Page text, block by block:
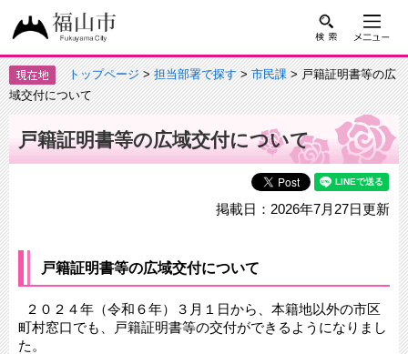
トップページ>担当部署で探す>市民課> 戸籍証明書等の広
域交付について
戸籍証明書等の広域交付について
掲載日：2026年7月27日更新
戸籍証明書等の広域交付について
２０２４年（令和６年）３月１日から、本籍地以外の市区
町村窓口でも、戸籍証明書等の交付ができるようになりまし
た。